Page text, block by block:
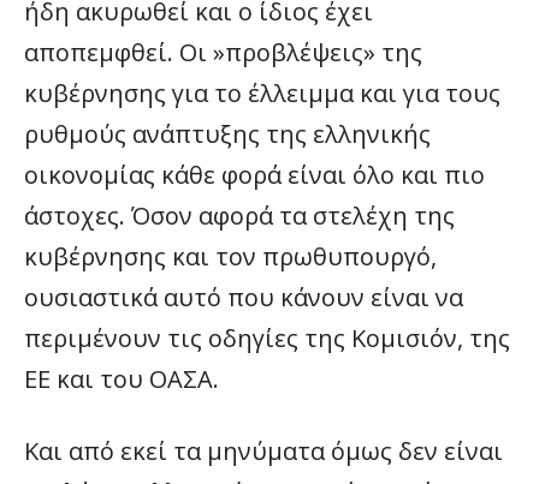
ήδη ακυρωθεί και ο ίδιος έχει
αποπεμφθεί. Οι »προβλέψεις» της
κυβέρνησης για το έλλειμμα και για τους
ρυθμούς ανάπτυξης της ελληνικής
οικονομίας κάθε φορά είναι όλο και πιο
άστοχες. Όσον αφορά τα στελέχη της
κυβέρνησης και τον πρωθυπουργό,
ουσιαστικά αυτό που κάνουν είναι να
περιμένουν τις οδηγίες της Κομισιόν, της
ΕΕ και του ΟΑΣΑ.
Και από εκεί τα μηνύματα όμως δεν είναι